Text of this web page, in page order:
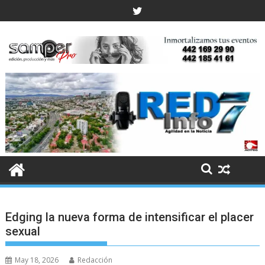
to
Edging la nueva forma de intensificar el placer
sexual
May 18, 2026 Redacción